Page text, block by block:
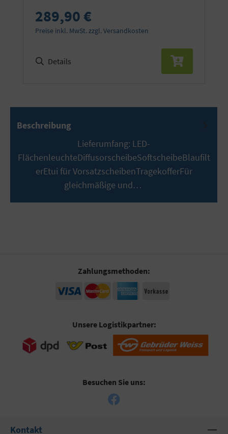
289,90 €
Preise inkl. MwSt. zzgl. Versandkosten
Details
Beschreibung
Lieferumfang: LED-
FlächenleuchteDiffusorscheibeSoftscheibeBlaufilt
erEtui für VorsatzscheibenTragekofferFür
gleichmäßige und…
Zahlungsmethoden:
Unsere Logistikpartner:
Besuchen Sie uns:
Kontakt